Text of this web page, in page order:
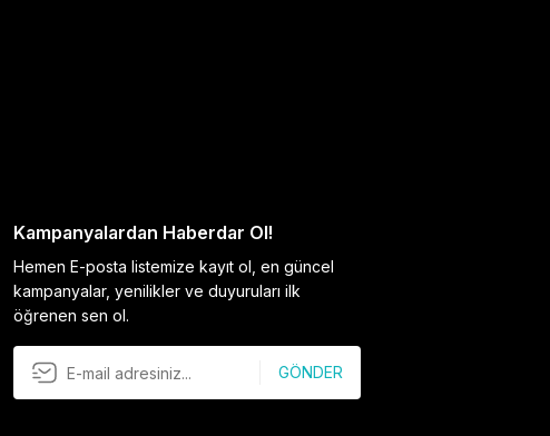
Kampanyalardan Haberdar Ol!
Hemen E-posta listemize kayıt ol, en güncel
kampanyalar, yenilikler ve duyuruları ilk
öğrenen sen ol.
GÖNDER